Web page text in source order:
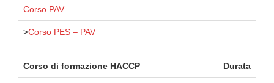
Corso PAV
>Corso PES – PAV
Corso di formazione HACCP Durata